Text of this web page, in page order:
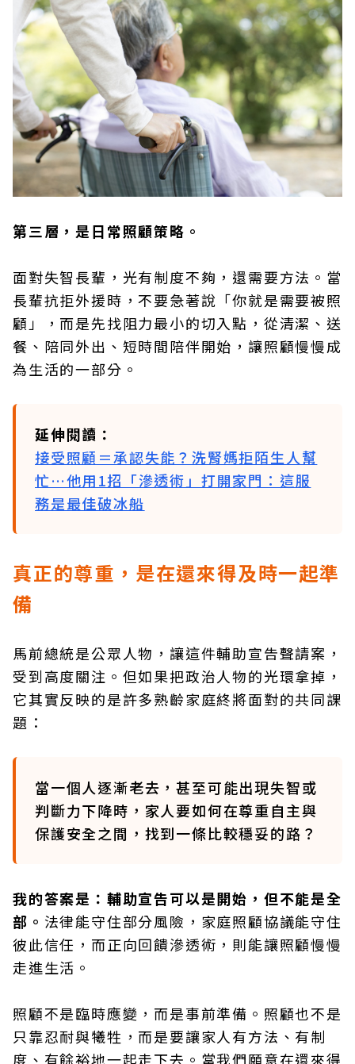
第三層，是日常照顧策略。
面對失智長輩，光有制度不夠，還需要方法。當
長輩抗拒外援時，不要急著說「你就是需要被照
顧」，而是先找阻力最小的切入點，從清潔、送
餐、陪同外出、短時間陪伴開始，讓照顧慢慢成
為生活的一部分。
延伸閱讀：
接受照顧＝承認失能？洗腎媽拒陌生人幫
忙…他用1招「滲透術」打開家門：這服
務是最佳破冰船
真正的尊重，是在還來得及時一起準
備
馬前總統是公眾人物，讓這件輔助宣告聲請案，
受到高度關注。但如果把政治人物的光環拿掉，
它其實反映的是許多熟齡家庭終將面對的共同課
題：
當一個人逐漸老去，甚至可能出現失智或
判斷力下降時，家人要如何在尊重自主與
保護安全之間，找到一條比較穩妥的路？
我的答案是：輔助宣告可以是開始，但不能是全
部。 法律能守住部分風險，家庭照顧協議能守住
彼此信任，而正向回饋滲透術，則能讓照顧慢慢
走進生活。
照顧不是臨時應變，而是事前準備。照顧也不是
只靠忍耐與犧牲，而是要讓家人有方法、有制
度、有餘裕地一起走下去。當我們願意在還來得